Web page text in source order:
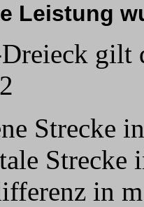
Leistung
gilt
Strecke
Strecke
in m